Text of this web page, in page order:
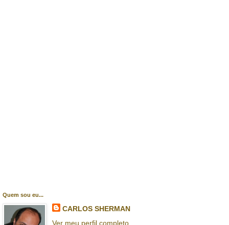
Quem sou eu...
CARLOS SHERMAN
Ver meu perfil completo